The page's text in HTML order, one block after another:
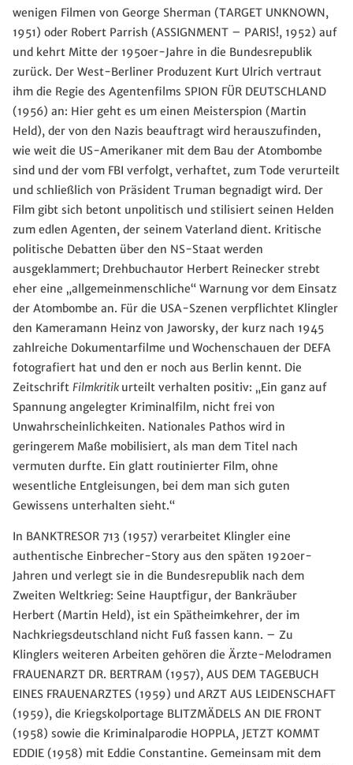
wenigen Filmen von George Sherman (TARGET UNKNOWN,
1951) oder Robert Parrish (ASSIGNMENT – PARIS!, 1952) auf
und kehrt Mitte der 1950er-Jahre in die Bundesrepublik
zurück. Der West-Berliner Produzent Kurt Ulrich vertraut
ihm die Regie des Agentenfilms SPION FÜR DEUTSCHLAND
(1956) an: Hier geht es um einen Meisterspion (Martin
Held), der von den Nazis beauftragt wird herauszufinden,
wie weit die US-Amerikaner mit dem Bau der Atombombe
sind und der vom FBI verfolgt, verhaftet, zum Tode verurteilt
und schließlich von Präsident Truman begnadigt wird. Der
Film gibt sich betont unpolitisch und stilisiert seinen Helden
zum edlen Agenten, der seinem Vaterland dient. Kritische
politische Debatten über den NS-Staat werden
ausgeklammert; Drehbuchautor Herbert Reinecker strebt
eher eine „allgemeinmenschliche“ Warnung vor dem Einsatz
der Atombombe an. Für die USA-Szenen verpflichtet Klingler
den Kameramann Heinz von Jaworsky, der kurz nach 1945
zahlreiche Dokumentarfilme und Wochenschauen der DEFA
fotografiert hat und den er noch aus Berlin kennt. Die
Zeitschrift Filmkritik urteilt verhalten positiv: „Ein ganz auf
Spannung angelegter Kriminalfilm, nicht frei von
Unwahrscheinlichkeiten. Nationales Pathos wird in
geringerem Maße mobilisiert, als man dem Titel nach
vermuten durfte. Ein glatt routinierter Film, ohne
wesentliche Entgleisungen, bei dem man sich guten
Gewissens unterhalten sieht.“
In BANKTRESOR 713 (1957) verarbeitet Klingler eine
authentische Einbrecher-Story aus den späten 1920er-
Jahren und verlegt sie in die Bundesrepublik nach dem
Zweiten Weltkrieg: Seine Hauptfigur, der Bankräuber
Herbert (Martin Held), ist ein Spätheimkehrer, der im
Nachkriegsdeutschland nicht Fuß fassen kann. – Zu
Klinglers weiteren Arbeiten gehören die Ärzte-Melodramen
FRAUENARZT DR. BERTRAM (1957), AUS DEM TAGEBUCH
EINES FRAUENARZTES (1959) und ARZT AUS LEIDENSCHAFT
(1959), die Kriegskolportage BLITZMÄDELS AN DIE FRONT
(1958) sowie die Kriminalparodie HOPPLA, JETZT KOMMT
EDDIE (1958) mit Eddie Constantine. Gemeinsam mit dem